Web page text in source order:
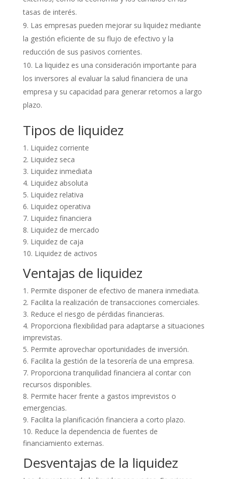
tasas de interés.
Las empresas pueden mejorar su liquidez mediante
la gestión eficiente de su flujo de efectivo y la
reducción de sus pasivos corrientes.
La liquidez es una consideración importante para
los inversores al evaluar la salud financiera de una
empresa y su capacidad para generar retornos a largo
plazo.
Tipos de liquidez
1. Liquidez corriente
2. Liquidez seca
3. Liquidez inmediata
4. Liquidez absoluta
5. Liquidez relativa
6. Liquidez operativa
7. Liquidez financiera
8. Liquidez de mercado
9. Liquidez de caja
10. Liquidez de activos
Ventajas de liquidez
1. Permite disponer de efectivo de manera inmediata.
2. Facilita la realización de transacciones comerciales.
3. Reduce el riesgo de pérdidas financieras.
4. Proporciona flexibilidad para adaptarse a situaciones
imprevistas.
5. Permite aprovechar oportunidades de inversión.
6. Facilita la gestión de la tesorería de una empresa.
7. Proporciona tranquilidad financiera al contar con
recursos disponibles.
8. Permite hacer frente a gastos imprevistos o
emergencias.
9. Facilita la planificación financiera a corto plazo.
10. Reduce la dependencia de fuentes de
financiamiento externas.
Desventajas de la liquidez